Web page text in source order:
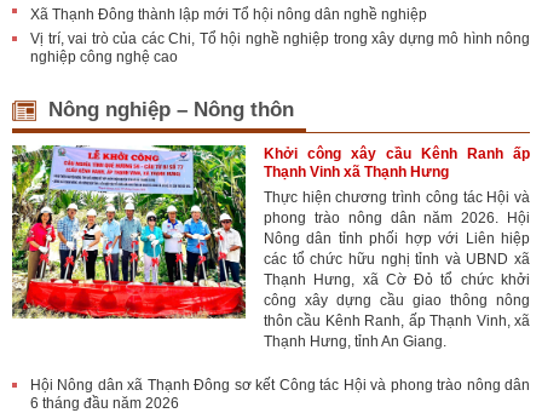
Xã Thạnh Đông thành lập mới Tổ hội nông dân nghề nghiệp
Vị trí, vai trò của các Chi, Tổ hội nghề nghiệp trong xây dựng mô hình nông
nghiệp công nghệ cao
Nông nghiệp – Nông thôn
Khởi công xây cầu Kênh Ranh ấp
Thạnh Vinh xã Thạnh Hưng
Thực hiện chương trình công tác Hội và
phong trào nông dân năm 2026. Hội
Nông dân tỉnh phối hợp với Liên hiệp
các tổ chức hữu nghị tỉnh và UBND xã
Thạnh Hưng, xã Cờ Đỏ tổ chức khởi
công xây dựng cầu giao thông nông
thôn cầu Kênh Ranh, ấp Thạnh Vinh, xã
Thạnh Hưng, tỉnh An Giang.
Hội Nông dân xã Thạnh Đông sơ kết Công tác Hội và phong trào nông dân
6 tháng đầu năm 2026